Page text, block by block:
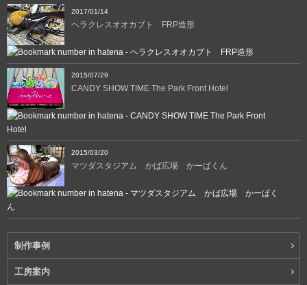
2017/01/14
ヘラクレスオオカブト FRP造形
2015/07/29
CANDY SHOW TIME The Park Front Hotel
2015/03/20
マツダスタジアム かば広場 かーぱくん
制作事例
工房案内